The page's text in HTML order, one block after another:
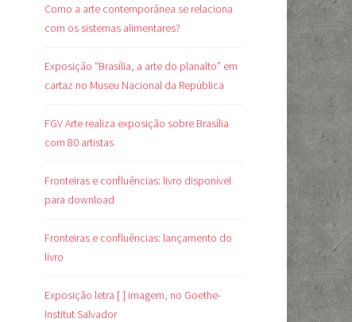
Como a arte contemporânea se relaciona
com os sistemas alimentares?
Exposição “Brasília, a arte do planalto” em
cartaz no Museu Nacional da República
FGV Arte realiza exposição sobre Brasília
com 80 artistas
Fronteiras e confluências: livro disponível
para download
Fronteiras e confluências: lançamento do
livro
Exposição letra [ ] imagem, no Goethe-
Institut Salvador